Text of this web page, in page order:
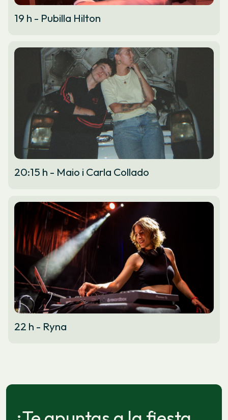
19 h - Pubilla Hilton
20:15 h - Maio i Carla Collado
22 h - Ryna